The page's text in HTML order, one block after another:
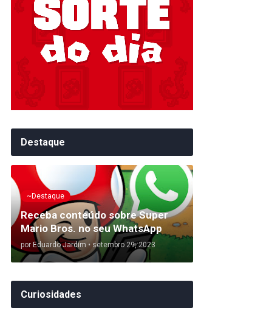
Destaque
~Destaque
Receba conteúdo sobre Super
Mario Bros. no seu WhatsApp
por Eduardo Jardim • setembro 29, 2023
Curiosidades